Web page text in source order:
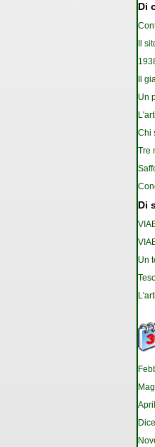
Di
Il
Il
Un
Chi
Tre
Di
Un